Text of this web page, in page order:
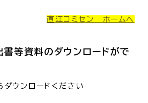
直江コミセン ホームへ
書等資料のダウンロードがで
ウンロードください